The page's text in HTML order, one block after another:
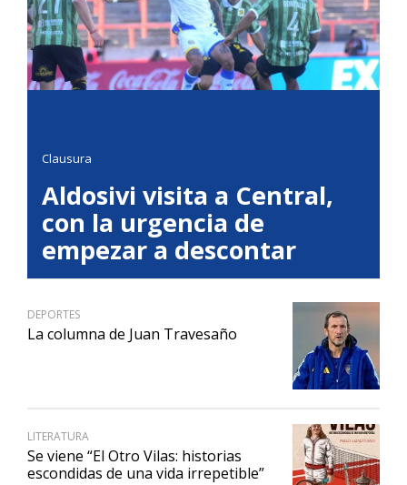
Clausura
Aldosivi visita a Central,
con la urgencia de
empezar a descontar
DEPORTES
La columna de Juan Travesaño
LITERATURA
Se viene “El Otro Vilas: historias
escondidas de una vida irrepetible”